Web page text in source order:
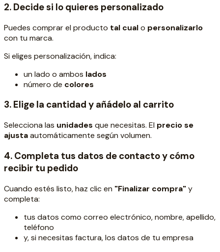
2. Decide si lo quieres personalizado
Puedes comprar el producto tal cualo personalizarlo
con tu marca.
Si eliges personalización, indica:
un lado o ambos lados
número de colores
3. Elige la cantidad y añádelo al carrito
Selecciona las unidades que necesitas. El precio se
ajustaautomáticamente según volumen.
4. Completa tus datos de contacto y cómo
recibir tu pedido
Cuando estés listo, haz clic en "Finalizar compra"y
completa:
tus datos como correo electrónico, nombre, apellido,
teléfono
y, si necesitas factura, los datos de tu empresa